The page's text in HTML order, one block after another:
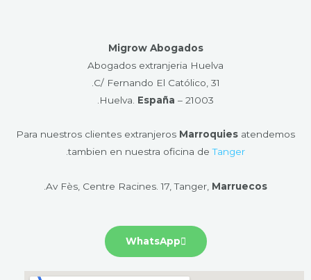
Migrow Abogados
Abogados extranjeria Huelva
C/ Fernando El Católico, 31.
21003 – Huelva​.
España
Para nuestros clientes extranjeros Marroquies atendemos
tambien en nuestra oficina deTanger
.
Av Fès, Centre Racines. 17, Tanger, Marruecos
WhatsApp